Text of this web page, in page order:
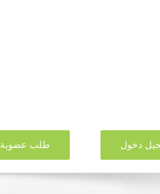
دخول طلب عضوية